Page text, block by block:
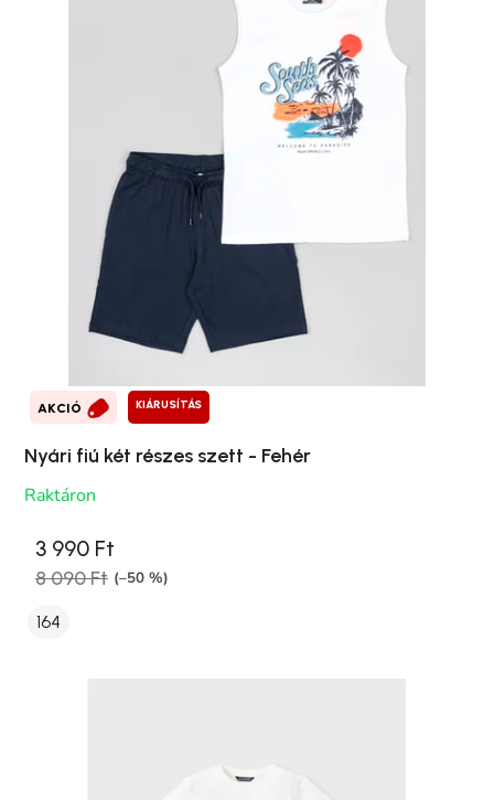
AKCIÓ KIÁRUSÍTÁS
Nyári fiú két részes szett - Fehér
Raktáron
3 990 Ft
8 090 Ft (–50 %)
164